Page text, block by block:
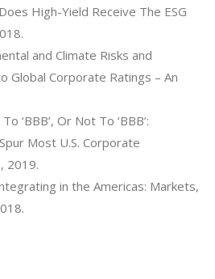
High-Yield Receive The ESG
and Climate Risks and
Global Corporate Ratings – An
‘BBB’, Or Not To ‘BBB’:
Most U.S. Corporate
2019.
in the Americas: Markets,